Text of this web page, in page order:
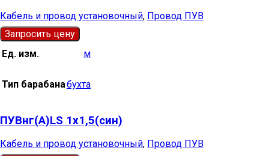
Кабель и провод установочный, Провод ПУВ
Запросить цену
Ед. изм.
м
Тип барабанабухта
ПУВнг(А)LS 1х1,5(син)
Кабель и провод установочный, Провод ПУВ